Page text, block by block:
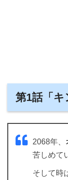
第1話「
2068年、
苦しめて
そして時